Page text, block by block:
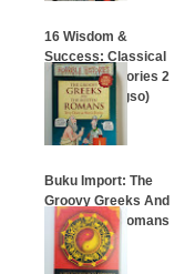
16 Wisdom &
Success: Classical
Motivation Stories 2
(Andrie Wongso)
…
Buku Import: The
Groovy Greeks And
The Rotten Romans
…